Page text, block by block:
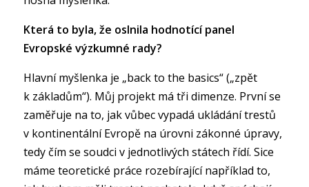
Která to byla, že oslnila hodnotící panel
Evropské výzkumné rady?
Hlavní myšlenka je „back to the basics“ („zpět
k základům“). Můj projekt má tři dimenze. První se
zaměřuje na to, jak vůbec vypadá ukládání trestů
v kontinentální Evropě na úrovni zákonné úpravy,
tedy čím se soudci v jednotlivých státech řídí. Sice
máme teoretické práce rozebírající například to,